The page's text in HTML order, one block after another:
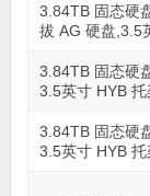
3.84TB 固态硬
拔 AG 硬盘,3.5
3.84TB 固态硬
3.5英寸 HYB
3.84TB 固态硬
3.5英寸 HYB 托